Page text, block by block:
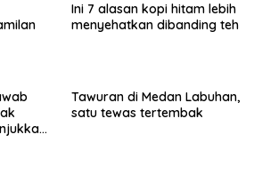
Ini 7 alasan kopi hitam lebih
menyehatkan dibanding teh
Tawuran di Medan Labuhan,
satu tewas tertembak